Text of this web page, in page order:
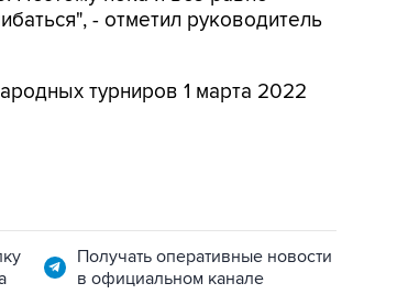
- отметил руководитель
турниров 1 марта 2022
Получать оперативные новости
в официальном канале